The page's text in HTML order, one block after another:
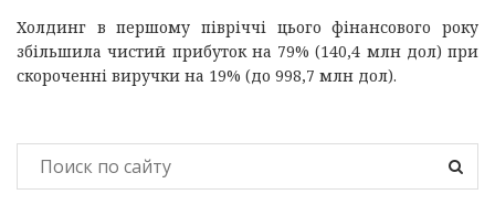
Холдинг в першому півріччі цього фінансового року
збільшила чистий прибуток на 79% (140,4 млн дол) при
скороченні виручки на 19% (до 998,7 млн дол).